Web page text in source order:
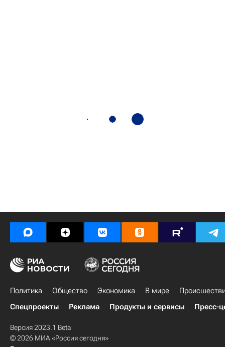
Политика Общество Экономика В мире
Спецпроекты
Реклама Продукты и сервисы Пресс-
Версия 2023.1 Beta
© 2026 МИА «Россия сегодня»